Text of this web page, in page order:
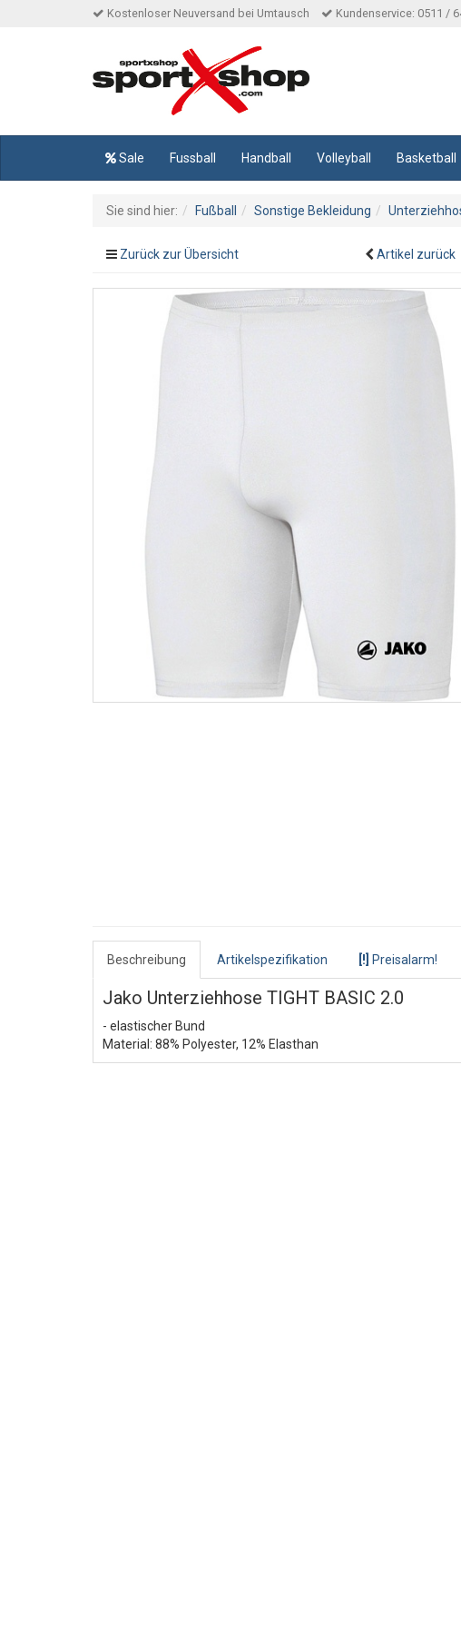
Kostenloser Neuversand bei Umtausch Kundenservice: 0511 /
Sale Fussball Handball Volleyball Basketball
Sie sind hier: Fußball Sonstige Bekleidung
Zurück zur Übersicht Artikel zurück
Beschreibung Artikelspezifikation [!] Preisalarm!
Jako Unterziehhose TIGHT BASIC 2.0
- elastischer Bund
Material: 88% Polyester, 12% Elasthan